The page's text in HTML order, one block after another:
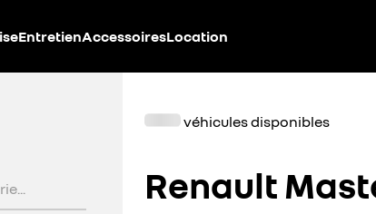
EntretienAccessoiresLocation
véhicules disponibles
Renault